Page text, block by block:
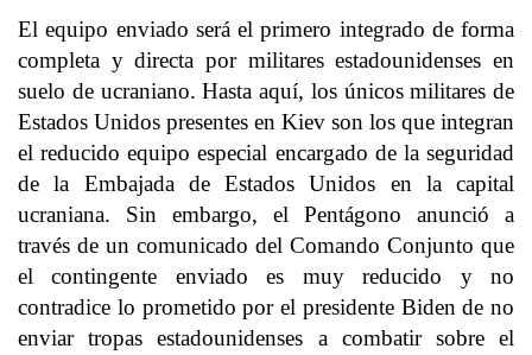
El equipo enviado será el primero integrado de forma
completa y directa por militares estadounidenses en
suelo de ucraniano. Hasta aquí, los únicos militares de
Estados Unidos presentes en Kiev son los que integran
el reducido equipo especial encargado de la seguridad
de la Embajada de Estados Unidos en la capital
ucraniana. Sin embargo, el Pentágono anunció a
través de un comunicado del Comando Conjunto que
el contingente enviado es muy reducido y no
contradice lo prometido por el presidente Biden de no
enviar tropas estadounidenses a combatir sobre el